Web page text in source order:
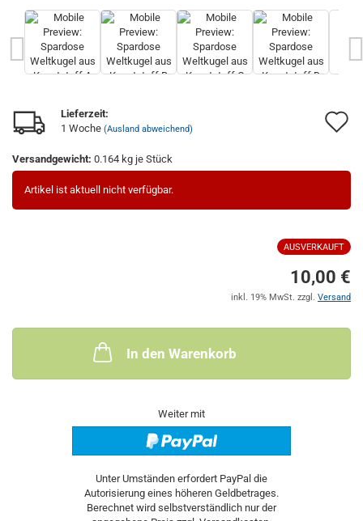
Lieferzeit:
1 Woche (Ausland abweichend)
Versandgewicht: 0.164 kg je Stück
Artikel ist aktuell nicht verfügbar.
AUSVERKAUFT
10,00 €
inkl. 19% MwSt. zzgl. Versand
In den Warenkorb
Weiter mit